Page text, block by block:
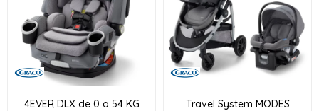
4EVER DLX de 0 a 54 KG
Travel System MODES